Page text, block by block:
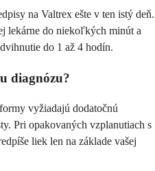
na Valtrex ešte v ten istý deň.
lekárne do niekoľkých minút a
do 1 až 4 hodín.
diagnózu?
vyžiadajú dodatočnú
Pri opakovaných vzplanutiach s
liek len na základe vašej